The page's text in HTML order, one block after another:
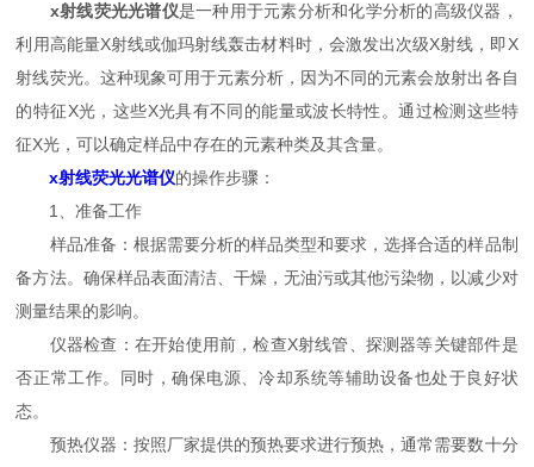
x射线荧光光谱仪是一种用于元素分析和化学分析的高级仪器，
利用高能量X射线或伽玛射线轰击材料时，会激发出次级X射线，即X
射线荧光。这种现象可用于元素分析，因为不同的元素会放射出各自
的特征X光，这些X光具有不同的能量或波长特性。通过检测这些特
征X光，可以确定样品中存在的元素种类及其含量。
x射线荧光光谱仪的操作步骤：
1、准备工作
样品准备：根据需要分析的样品类型和要求，选择合适的样品制
备方法。确保样品表面清洁、干燥，无油污或其他污染物，以减少对
测量结果的影响。
仪器检查：在开始使用前，检查X射线管、探测器等关键部件是
否正常工作。同时，确保电源、冷却系统等辅助设备也处于良好状
态。
预热仪器：按照厂家提供的预热要求进行预热，通常需要数十分